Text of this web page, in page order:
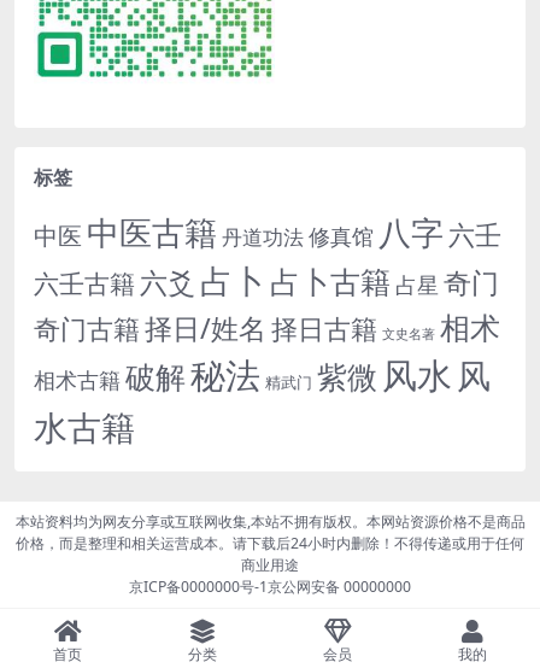
标签
中医 中医古籍 丹道功法修真馆 八字 六壬
六壬古籍 六爻 占卜 占卜古籍 占星 奇门
奇门古籍择日/姓名 择日古籍 文史名著 相术
相术古籍破解秘法 精武门 紫微 风水 风
水古籍
本站资料均为网友分享或互联网收集,本站不拥有版权。本网站资源价格不是商品
价格，而是整理和相关运营成本。请下载后24小时内删除！不得传递或用于任何
商业用途
京ICP备0000000号-1京公网安备 00000000
首页 分类 会员 我的